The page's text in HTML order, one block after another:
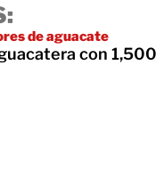
de aguacate
con 1,500